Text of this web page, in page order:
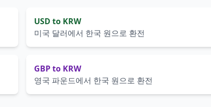
USD to KRW
미국 달러에서 한국 원으로 환전
GBP to KRW
영국 파운드에서 한국 원으로 환전